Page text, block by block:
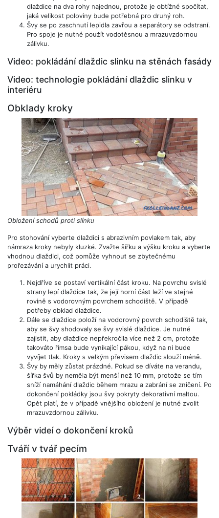
dlaždice na dva rohy najednou, protože je obtížné spočítat,
jaká velikost poloviny bude potřebná pro druhý roh.
Švy se po zaschnutí lepidla zavřou a separátory se odstraní.
Pro spoje je nutné použít vodotěsnou a mrazuvzdornou
zálivku.
Video: pokládání dlaždic slinku na stěnách fasády
Video: technologie pokládání dlaždic slinku v
interiéru
Obklady kroky
Obložení schodů proti slínku
Pro stohování vyberte dlaždici s abrazivním povlakem tak, aby
námraza kroky nebyly kluzké. Zvažte šířku a výšku kroku a vyberte
vhodnou dlaždici, což pomůže vyhnout se zbytečnému
prořezávání a urychlit práci.
Nejdříve se postaví vertikální část kroku. Na povrchu svislé
strany lepí dlaždice tak, že její horní část leží ve stejné
rovině s vodorovným povrchem schodiště. V případě
potřeby obklad dlaždice.
Dále se dlaždice položí na vodorovný povrch schodiště tak,
aby se švy shodovaly se švy svislé dlaždice. Je nutné
zajistit, aby dlaždice nepřekročila více než 2 cm, protože
takováto římsa bude vynikající pákou, když na ni bude
vyvíjet tlak. Kroky s velkým převisem dlaždic slouží méně.
Švy by měly zůstat prázdné. Pokud se díváte na verandu,
šířka švů by neměla být menší než 10 mm, protože se tím
sníží namáhání dlaždic během mrazu a zabrání se zničení. Po
dokončení pokládky jsou švy pokryty dekorativní maltou.
Opět platí, že v případě vnějšího obložení je nutné zvolit
mrazuvzdornou zálivku.
Výběr videí o dokončení kroků
Tváří v tvář pecím